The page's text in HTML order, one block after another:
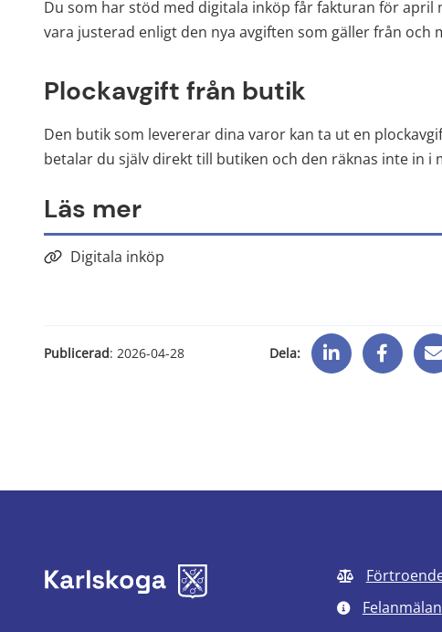
Du som har stöd med digitala inköp får fakturan för april
vara justerad enligt den nya avgiften som gäller från och
Plockavgift från butik
Den butik som levererar dina varor kan ta ut en
betalar du själv direkt till butiken och den räknas inte in i
Läs mer
Digitala inköp
Publicerad: 2026-04-28 Dela:
Felanmälan